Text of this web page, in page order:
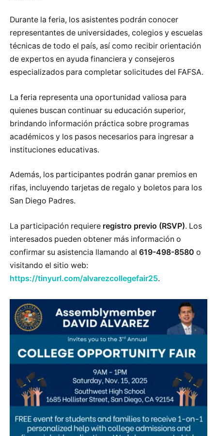
Durante la feria, los asistentes podrán conocer
representantes de universidades, colegios y escuelas
técnicas de todo el país, así como recibir orientación
de expertos en ayuda financiera y consejeros
especializados para completar solicitudes del FAFSA.
La feria representa una oportunidad valiosa para
quienes buscan continuar su educación superior,
brindando información práctica sobre programas
académicos y los pasos necesarios para ingresar a
instituciones educativas.
Además, los participantes podrán ganar premios en
rifas, incluyendo tarjetas de regalo y boletos para los
San Diego Padres.
La participación requiere registro previo (RSVP). Los
interesados pueden obtener más información o
confirmar su asistencia llamando al 619-498-8580 o
visitando el sitio web:
https://tinyurl.com/alvarezcollegefair25.